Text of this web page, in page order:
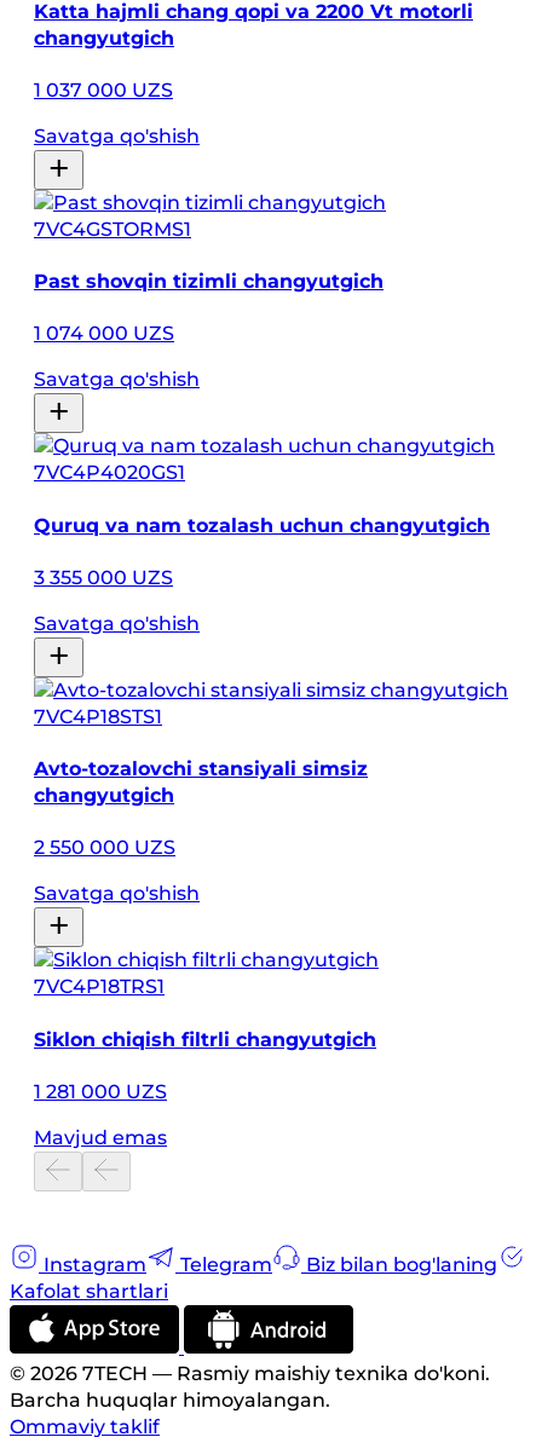
Katta hajmli chang qopi va 2200 Vt motorli
changyutgich
1 037 000 UZS
Savatga qo'shish
7VC4GSTORMS1
Past shovqin tizimli changyutgich
1 074 000 UZS
Savatga qo'shish
7VC4P4020GS1
Quruq va nam tozalash uchun changyutgich
3 355 000 UZS
Savatga qo'shish
7VC4P18STS1
Avto-tozalovchi stansiyali simsiz
changyutgich
2 550 000 UZS
Savatga qo'shish
7VC4P18TRS1
Siklon chiqish filtrli changyutgich
1 281 000 UZS
Mavjud emas
Instagram Telegram
Biz bilan bog'laning
Kafolat shartlari
© 2026 7TECH — Rasmiy maishiy texnika do'koni.
Barcha huquqlar himoyalangan.
Ommaviy taklif